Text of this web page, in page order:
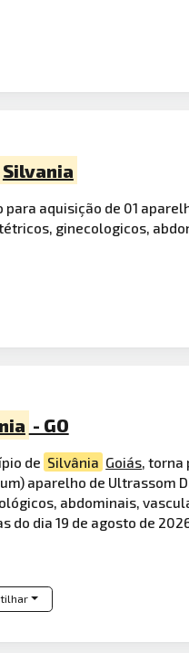
Silvania
aquisição de 01
ginecologicos,
- GO
de Silvânia Goiás, torna
um) aparelho de
abdominais,
do dia 19 de agosto de